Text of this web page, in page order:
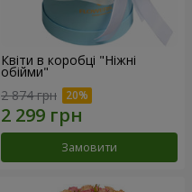
Квіти в коробці "Ніжні
обійми"
2 874 грн
Замовити